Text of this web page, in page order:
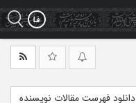
دانلود فهرست مقالات نویسنده